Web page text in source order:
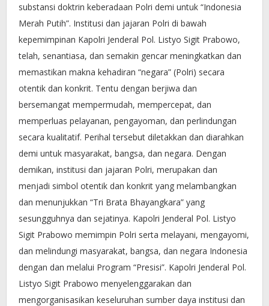
substansi doktrin keberadaan Polri demi untuk “Indonesia
Merah Putih”. Institusi dan jajaran Polri di bawah
kepemimpinan Kapolri Jenderal Pol. Listyo Sigit Prabowo,
telah, senantiasa, dan semakin gencar meningkatkan dan
memastikan makna kehadiran “negara” (Polri) secara
otentik dan konkrit. Tentu dengan berjiwa dan
bersemangat mempermudah, mempercepat, dan
memperluas pelayanan, pengayoman, dan perlindungan
secara kualitatif. Perihal tersebut diletakkan dan diarahkan
demi untuk masyarakat, bangsa, dan negara. Dengan
demikan, institusi dan jajaran Polri, merupakan dan
menjadi simbol otentik dan konkrit yang melambangkan
dan menunjukkan “Tri Brata Bhayangkara” yang
sesungguhnya dan sejatinya. Kapolri Jenderal Pol. Listyo
Sigit Prabowo memimpin Polri serta melayani, mengayomi,
dan melindungi masyarakat, bangsa, dan negara Indonesia
dengan dan melalui Program “Presisi”. Kapolri Jenderal Pol.
Listyo Sigit Prabowo menyelenggarakan dan
mengorganisasikan keseluruhan sumber daya institusi dan